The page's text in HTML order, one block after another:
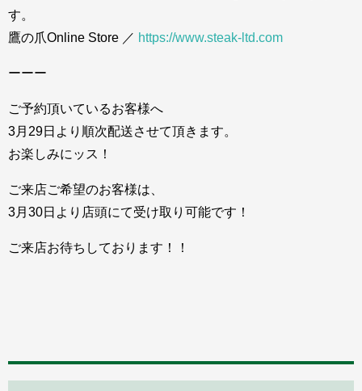
す。
鷹の爪Online Store ／ https://www.steak-ltd.com
ーーー
ご予約頂いているお客様へ
3月29日より順次配送させて頂きます。
お楽しみにッス！
ご来店ご希望のお客様は、
3月30日より店頭にて受け取り可能です！
ご来店お待ちしております！！